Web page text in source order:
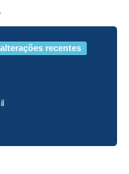
alterações recentes